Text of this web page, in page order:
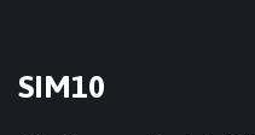
SIM10